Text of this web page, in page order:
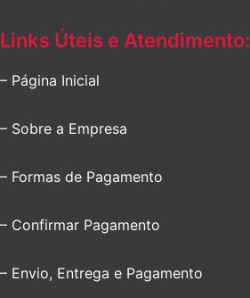
Links Úteis e Atendimento:
– Página Inicial
– Sobre a Empresa
– Formas de Pagamento
– Confirmar Pagamento
– Envio, Entrega e Pagamento